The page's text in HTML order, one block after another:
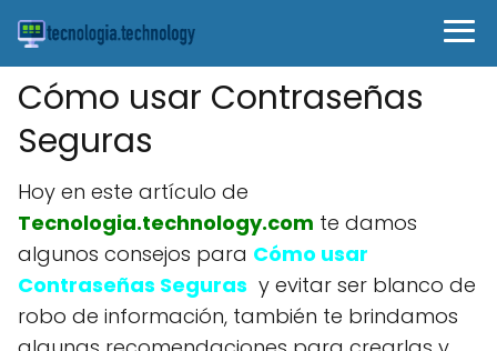
Cómo usar Contraseñas
Seguras
Hoy en este artículo de
Tecnologia.technology.com te damos
algunos consejos para Cómo usar
Contraseñas Seguras y evitar ser blanco de
robo de información, también te brindamos